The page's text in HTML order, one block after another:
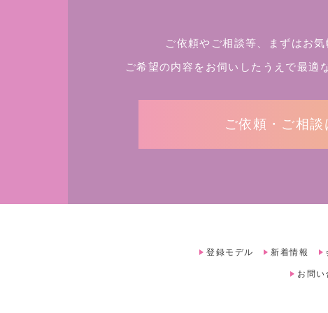
ご依頼やご相談等、まずはお気
ご希望の内容をお伺いしたうえで最適
ご依頼・ご相談
登録モデル 新着情報
お問い